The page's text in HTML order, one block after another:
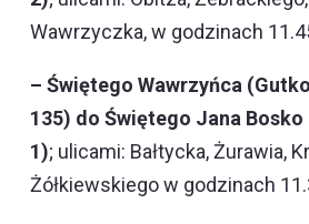
Wawrzyczka, w godzinach
– Świętego Wawrzyńca
135) do Świętego Jana
1); ulicami: Bałtycka, Żurawia,
Żółkiewskiego w godzinach